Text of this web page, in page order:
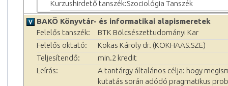
Kurzushirdető tanszék:Szociológia Tanszék
BAKÖ Könyvtár- és informatikai alapismeretek
Felelős tanszék:
BTK Bölcsészettudományi Kar
Felelős oktató:
Kokas Károly dr. (KOKHAAS.SZE)
Teljesítendő:
min.2 kredit
Leírás:
A tantárgy általános célja: hogy
kutatás során adódó pragmatikus